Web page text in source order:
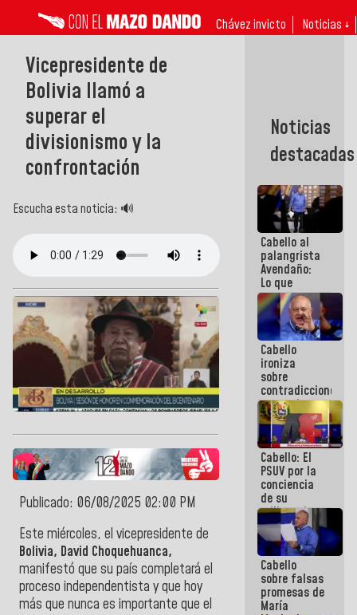
Chávez invicto Noticias ↓
Vicepresidente de
Bolivia llamó a
superar el
divisionismo y la
confrontación
Escucha esta noticia: 🔊
Publicado: 06/08/2025 02:00 PM
Este miércoles, el vicepresidente de
Bolivia, David Choquehuanca,
manifestó que su país completará el
proceso independentista y que hoy
más que nunca es importante que el
Noticias
destacadas
Cabello al
palangrista
Avendaño:
Lo que
vayas a
escribir
hazlo hoy
por que no
sabemos si
la semana
que viene
hay
programa
Cabello
ironiza
sobre
contradicciones
y mentiras
de María
Machado:
¡Créanle!
Cabello: El
PSUV por la
conciencia
de su
militancia
es la
organización
política más
sólida de
Venezuela
Cabello
sobre falsas
promesas de
María